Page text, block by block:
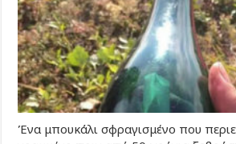
Ένα μπουκάλι σφραγισμένο που